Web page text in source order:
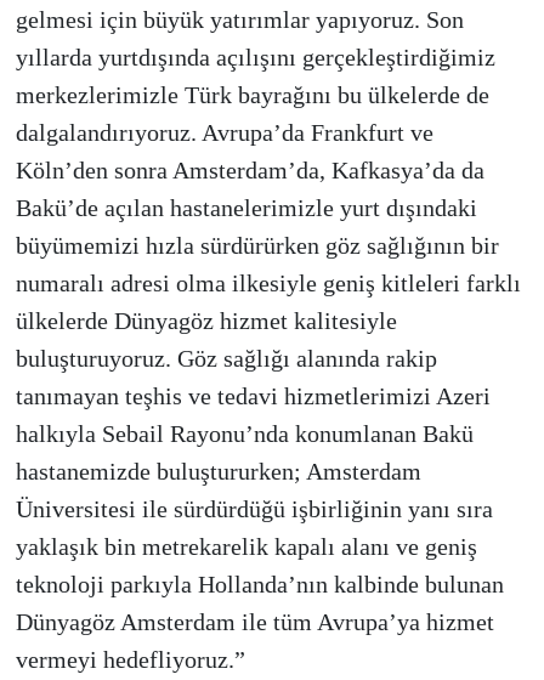
gelmesi için büyük yatırımlar yapıyoruz. Son
yıllarda yurtdışında açılışını gerçekleştirdiğimiz
merkezlerimizle Türk bayrağını bu ülkelerde de
dalgalandırıyoruz. Avrupa’da Frankfurt ve
Köln’den sonra Amsterdam’da, Kafkasya’da da
Bakü’de açılan hastanelerimizle yurt dışındaki
büyümemizi hızla sürdürürken göz sağlığının bir
numaralı adresi olma ilkesiyle geniş kitleleri farklı
ülkelerde Dünyagöz hizmet kalitesiyle
buluşturuyoruz. Göz sağlığı alanında rakip
tanımayan teşhis ve tedavi hizmetlerimizi Azeri
halkıyla Sebail Rayonu’nda konumlanan Bakü
hastanemizde buluştururken; Amsterdam
Üniversitesi ile sürdürdüğü işbirliğinin yanı sıra
yaklaşık bin metrekarelik kapalı alanı ve geniş
teknoloji parkıyla Hollanda’nın kalbinde bulunan
Dünyagöz Amsterdam ile tüm Avrupa’ya hizmet
vermeyi hedefliyoruz.”